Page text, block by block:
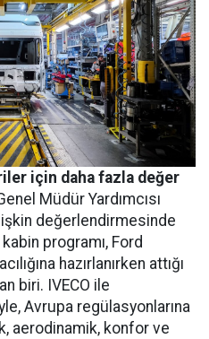
için daha fazla değer
Müdür Yardımcısı
değerlendirmesinde
programı, Ford
hazırlanırken attığı
biri. IVECO ile
Avrupa regülasyonlarına
aerodinamik, konfor ve